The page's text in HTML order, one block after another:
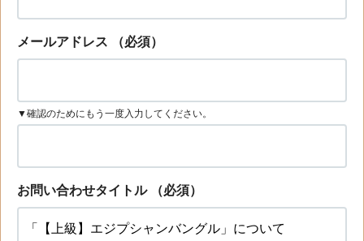
メールアドレス （必須）
▼確認のためにもう一度入力してください。
お問い合わせタイトル （必須）